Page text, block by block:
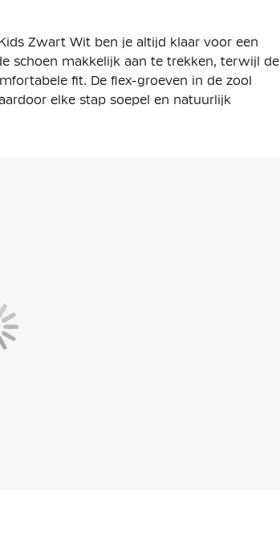
Zwart Wit ben je altijd klaar voor een
schoen makkelijk aan te trekken, terwijl de
fit. De flex-groeven in de zool
elke stap soepel en natuurlijk